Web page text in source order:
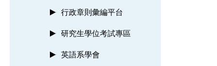
行政章則彙編平台
研究生學位考試專區
英語系學會